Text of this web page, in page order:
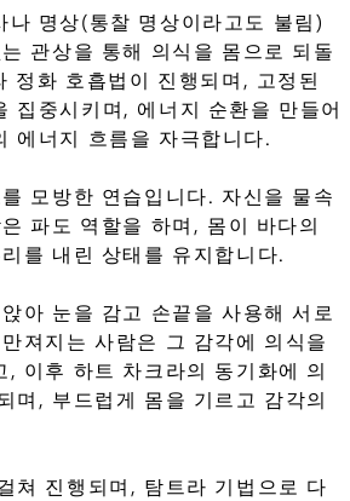
명상(통찰 명상이라고도 불림)
관상을 통해 의식을 몸으로 되돌
정화 호흡법이 진행되며, 고정된
집중시키며, 에너지 순환을 만들어
에너지 흐름을 자극합니다.
모방한 연습입니다. 자신을 물속
파도 역할을 하며, 몸이 바다의
를 내린 상태를 유지합니다.
아 눈을 감고 손끝을 사용해 서로
져지는 사람은 그 감각에 의식을
이후 하트 차크라의 동기화에 의
며, 부드럽게 몸을 기르고 감각의
쳐 진행되며, 탐트라 기법으로 다